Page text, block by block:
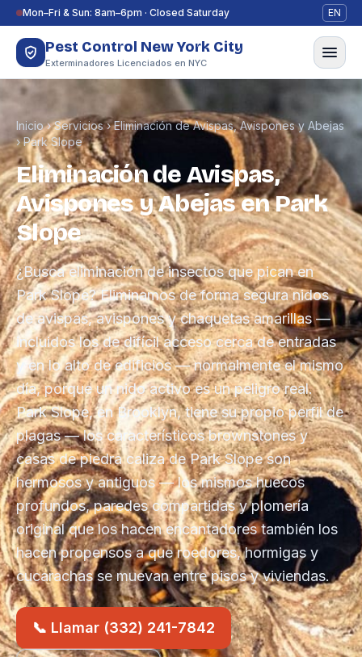
Saltar al contenido
Mon–Fri & Sun: 8am–6pm · Closed Saturday EN
Pest Control New York City
Exterminadores Licenciados en NYC
Inicio›Servicios›Eliminación de Avispas, Avispones y Abejas
›Park Slope
Eliminación de Avispas,
Avispones y Abejas en Park
Slope
¿Busca eliminación de insectos que pican en
Park Slope? Eliminamos de forma segura nidos
de avispas, avispones y chaquetas amarillas —
incluidos los de difícil acceso cerca de entradas
y en lo alto de edificios — normalmente el mismo
día, porque un nido activo es un peligro real.
Park Slope, en Brooklyn, tiene su propio perfil de
plagas — los característicos brownstones y
casas de piedra caliza de Park Slope son
hermosos y antiguos — los mismos huecos
profundos, paredes compartidas y plomería
original que los hacen encantadores también los
hacen propensos a que roedores, hormigas y
cucarachas se muevan entre pisos y viviendas.
📞 Llamar (332) 241-7842